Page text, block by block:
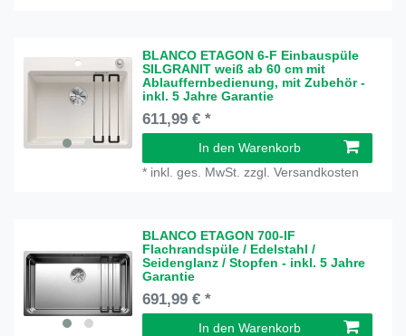
BLANCO ETAGON 6-F Einbauspüle
SILGRANIT weiß ab 60 cm mit
Ablauffernbedienung, mit Zubehör -
inkl. 5 Jahre Garantie
611,99 € *
In den Warenkorb
* inkl. ges. MwSt. zzgl.Versandkosten
BLANCO ETAGON 700-IF
Flachrandspüle / Edelstahl /
Seidenglanz / Stopfen - inkl. 5 Jahre
Garantie
691,99 € *
In den Warenkorb